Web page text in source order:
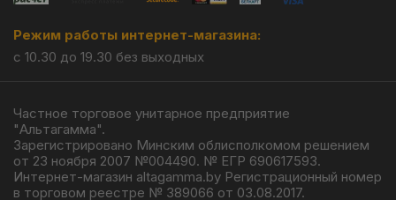
Режим работы интернет-магазина:
с 10.30 до 19.30 без выходных
Частное торговое унитарное предприятие
"Альтагамма".
Зарегистрировано Минским облисполкомом решением
от 23 ноября 2007 №004490. № ЕГР 690617593.
Интернет-магазин altagamma.by Регистрационный номер
в торговом реестре № 389066 от 03.08.2017.